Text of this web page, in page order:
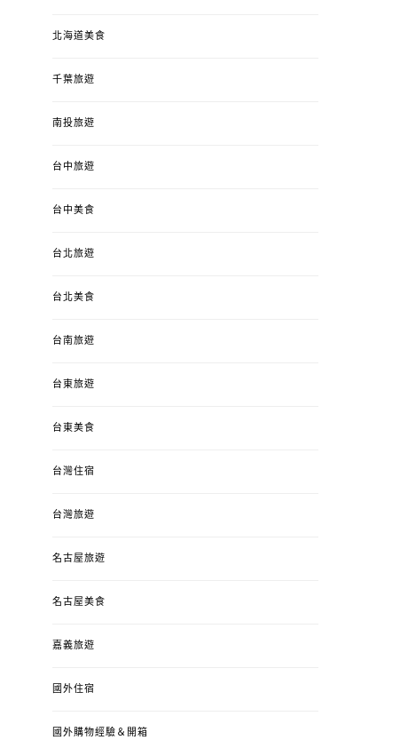
錯、認識華德福
ON
北海道美食
千葉旅遊
南投旅遊
台中旅遊
台中美食
台北旅遊
台北美食
台南旅遊
台東旅遊
台東美食
台灣住宿
台灣旅遊
名古屋旅遊
名古屋美食
嘉義旅遊
國外住宿
國外購物經驗＆開箱